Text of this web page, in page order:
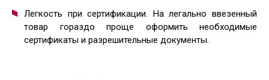
Легкость при сертификации. На легально ввезенный
товар гораздо проще оформить необходимые
сертификаты и разрешительные документы.